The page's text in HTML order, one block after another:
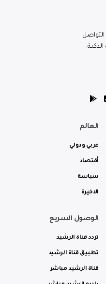
العالم
عربي ودولي
أقتصاد
سياسة
الاخيرة
الوصول السريع
تردد قناة الرشيد
تطبيق قناة الرشيد
قناة الرشيد مباشر